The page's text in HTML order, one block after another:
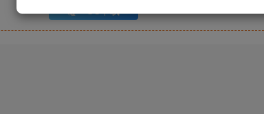
UC下载